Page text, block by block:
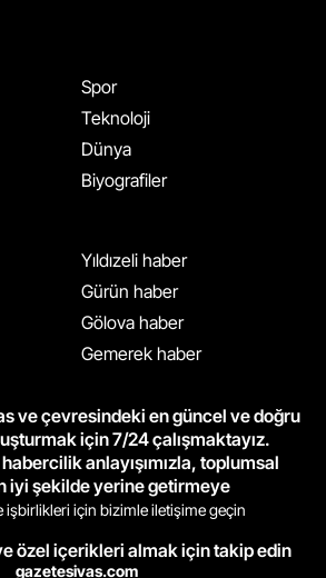
Spor
Teknoloji
Dünya
Biyografiler
Yıldızeli haber
Gürün haber
Gölova haber
Gemerek haber
ve çevresindeki en güncel ve doğru
için 7/24 çalışmaktayız.
habercilik anlayışımızla, toplumsal
iyi şekilde yerine getirmeye
işbirlikleri için bizimle iletişime geçin
özel içerikleri almak için takip edin
gazetesivas.com